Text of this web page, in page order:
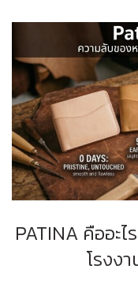
PATINA คืออะ
โรงง